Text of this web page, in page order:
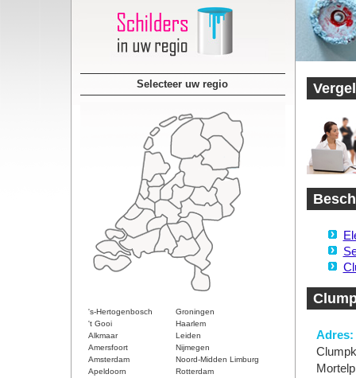
Selecteer uw regio
's-Hertogenbosch
Groningen
't Gooi
Haarlem
Alkmaar
Leiden
Amersfoort
Nijmegen
Amsterdam
Noord-Midden Limburg
Apeldoorn
Rotterdam
Adres: